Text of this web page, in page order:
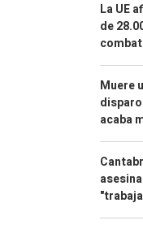
La UE
de
Muere
acaba